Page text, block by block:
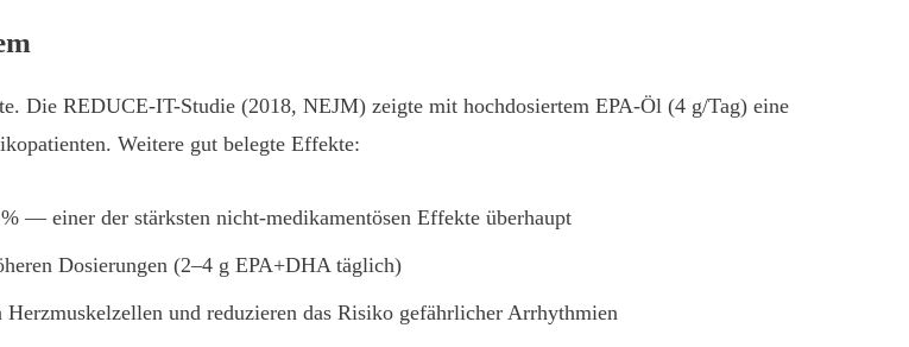
Die REDUCE-IT-Studie (2018, NEJM) zeigte mit hochdosiertem EPA-Öl (4 g/Tag) eine
Weitere gut belegte Effekte:
— einer der stärksten nicht-medikamentösen Effekte überhaupt
Dosierungen (2–4 g EPA+DHA täglich)
und reduzieren das Risiko gefährlicher Arrhythmien